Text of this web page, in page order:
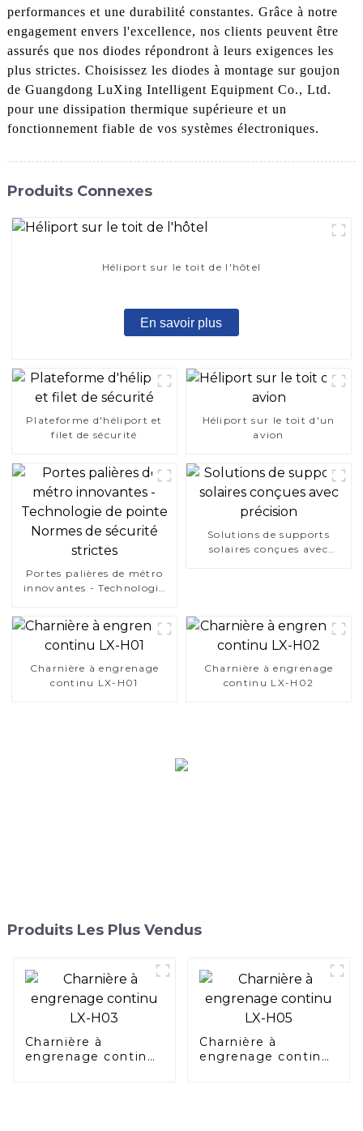
performances et une durabilité constantes. Grâce à notre
engagement envers l'excellence, nos clients peuvent être
assurés que nos diodes répondront à leurs exigences les
plus strictes. Choisissez les diodes à montage sur goujon
de Guangdong LuXing Intelligent Equipment Co., Ltd.
pour une dissipation thermique supérieure et un
fonctionnement fiable de vos systèmes électroniques.
Produits Connexes
Héliport sur le toit de l'hôtel
En savoir plus
Plateforme d'héliport et
filet de sécurité
Héliport sur le toit d'un
avion
Portes palières de métro
innovantes - Technologie
Solutions de supports
solaires conçues avec
Charnière à engrenage
continu LX-H01
Charnière à engrenage
continu LX-H02
Produits Les Plus Vendus
Charnière à
engrenage continu
Charnière à
engrenage continu